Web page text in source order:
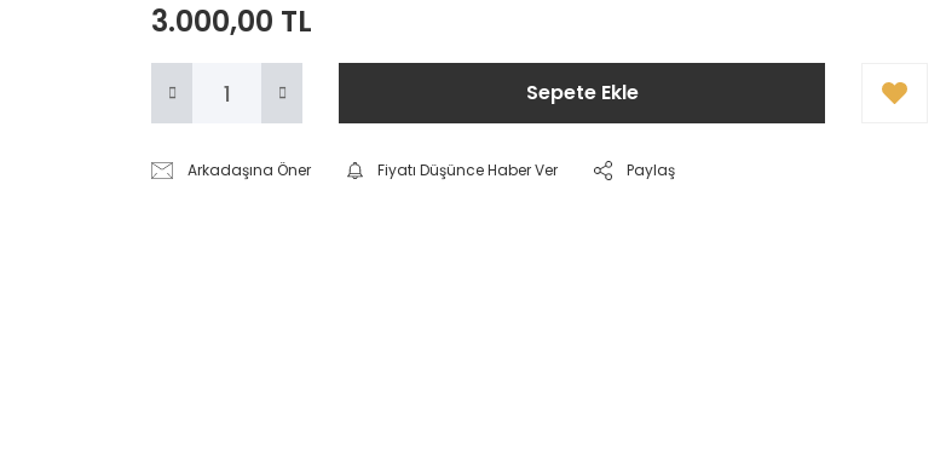
3.000,00 TL
Sepete Ekle
Arkadaşına Öner Fiyatı Düşünce Haber Ver Paylaş